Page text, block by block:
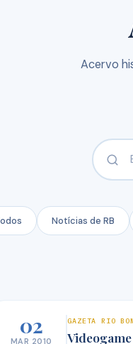
Acervo
Notícias de RB
02
MAR 2010
GAZETA RIO